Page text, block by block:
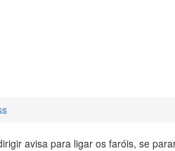
avisa para ligar os faróis, se